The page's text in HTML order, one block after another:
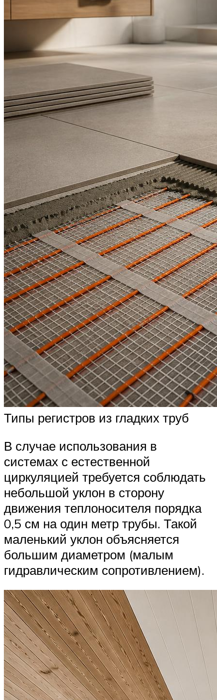
Типы регистров из гладких труб
В случае использования в
системах с естественной
циркуляцией требуется соблюдать
небольшой уклон в сторону
движения теплоносителя порядка
0,5 см на один метр трубы. Такой
маленький уклон объясняется
большим диаметром (малым
гидравлическим сопротивлением).